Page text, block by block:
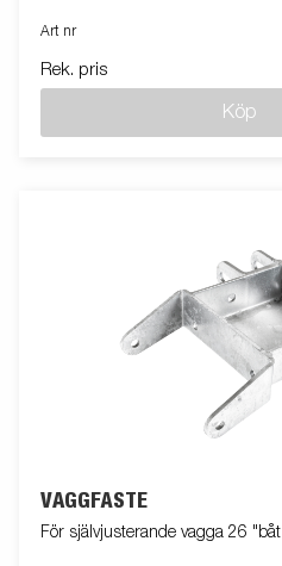
Art nr
Rek. pris
Köp
VAGGFÄSTE
För självjusterande vagga 26 "båt